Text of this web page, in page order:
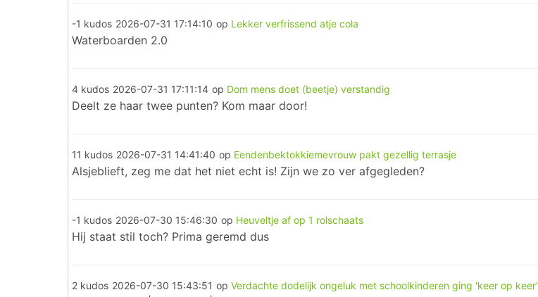
-1 kudos 2026-07-31 17:14:10 op Lekker verfrissend atje cola
Waterboarden 2.0
4 kudos 2026-07-31 17:11:14 op Dom mens doet (beetje) verstandig
Deelt ze haar twee punten? Kom maar door!
11 kudos 2026-07-31 14:41:40 op Eendenbektokkiemevrouw pakt gezellig terrasje
Alsjeblieft, zeg me dat het niet echt is! Zijn we zo ver afgegleden?
-1 kudos 2026-07-30 15:46:30 op Heuveltje af op 1 rolschaats
Hij staat stil toch? Prima geremd dus
2 kudos 2026-07-30 15:43:51 op Verdachte dodelijk ongeluk met schoolkinderen ging 'keer op keer'